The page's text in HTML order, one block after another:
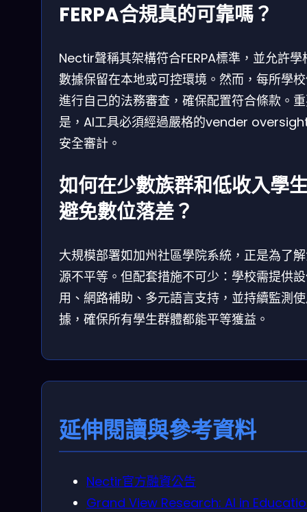
FERPA合規真的可靠嗎？
Nectir聲稱其架構符合FERPA標準，並允許學
數據保留在本地或可控環境。然而，每所學
進行自己的法務審查，確保配置符合條款。
是，AI工具必須經過嚴格的vender
安全審計。
如何在少數族群和低收入學
避免數位落差？
大規模部署如加州社區學院系統，正是為了
源不平等。但配套措施不可少：學校需提供
用、網路補助、多元語言支持，並持續監測
據，確保所有學生群體都能平等獲益。
延伸閱讀與參考資料
Nectir官方融資公告
Grand View Research: AI in